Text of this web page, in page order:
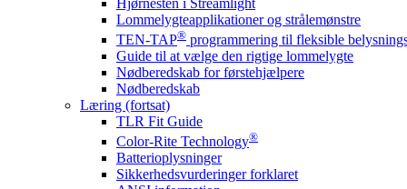
Lommelygteapplikationer og strålemønstre
TEN-TAP® programmering til fleksible
Guide til at vælge den rigtige lommelygte
Nødberedskab for førstehjælpere
Nødberedskab
Læring (fortsat)
TLR Fit Guide
Color-Rite Technology®
Batterioplysninger
Sikkerhedsvurderinger forklaret